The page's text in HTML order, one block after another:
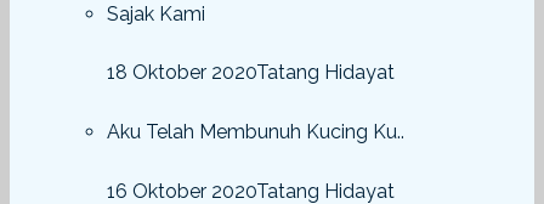
Sajak Kami
18 Oktober 2020Tatang Hidayat
Aku Telah Membunuh Kucing Ku..
16 Oktober 2020Tatang Hidayat